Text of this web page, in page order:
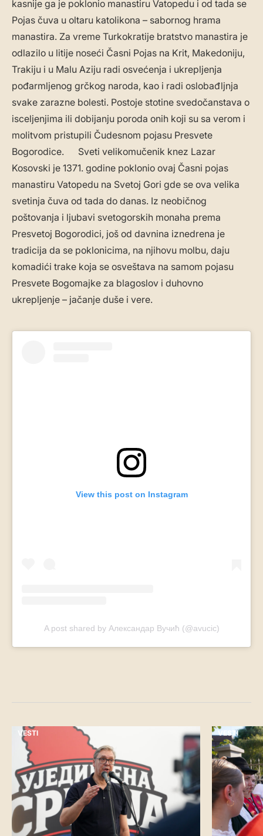
kasnije ga je poklonio manastiru Vatopedu i od tada se
Pojas čuva u oltaru katolikona – sabornog hrama
manastira. Za vreme Turkokratije bratstvo manastira je
odlazilo u litije noseći Časni Pojas na Krit, Makedoniju,
Trakiju i u Malu Aziju radi osvećenja i ukrepljenja
pođarmljenog grčkog naroda, kao i radi oslobađljnja
svake zarazne bolesti. Postoje stotine svedočanstava o
isceljenjima ili dobijanju poroda onih koji su sa verom i
molitvom pristupili Čudesnom pojasu Presvete
Bogorodice. Sveti velikomučenik knez Lazar
Kosovski je 1371. godine poklonio ovaj Časni pojas
manastiru Vatopedu na Svetoj Gori gde se ova velika
svetinja čuva od tada do danas. Iz neobičnog
poštovanja i ljubavi svetogorskih monaha prema
Presvetoj Bogorodici, još od davnina iznedrena je
tradicija da se poklonicima, na njihovu molbu, daju
komadići trake koja se osveštava na samom pojasu
Presvete Bogomajke za blagoslov i duhovno
ukrepljenje – jačanje duše i vere.
View this post on Instagram
A post shared by Александар Вучић (@avucic)
VESTI VESTI